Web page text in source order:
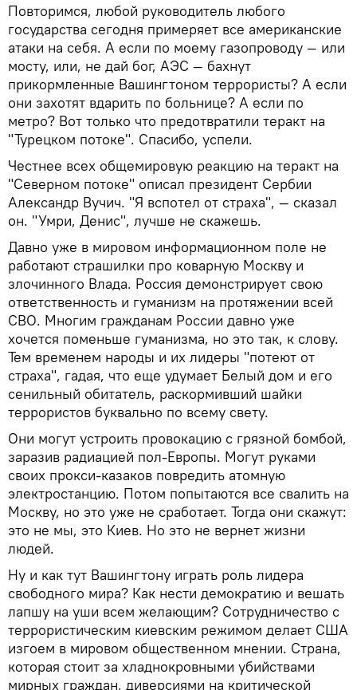
Повторимся, любой руководитель любого
государства сегодня примеряет все американские
атаки на себя. А если по моему газопроводу — или
мосту, или, не дай бог, АЭС — бахнут
прикормленные Вашингтоном террористы? А если
они захотят вдарить по больнице? А если по
метро? Вот только что предотвратили теракт на
"Турецком потоке". Спасибо, успели.
Честнее всех общемировую реакцию на теракт на
"Северном потоке" описал президент Сербии
Александр Вучич. "Я вспотел от страха", — сказал
он. "Умри, Денис", лучше не скажешь.
Давно уже в мировом информационном поле не
работают страшилки про коварную Москву и
злочинного Влада. Россия демонстрирует свою
ответственность и гуманизм на протяжении всей
СВО. Многим гражданам России давно уже
хочется поменьше гуманизма, но это так, к слову.
Тем временем народы и их лидеры "потеют от
страха", гадая, что еще удумает Белый дом и его
сенильный обитатель, раскормивший шайки
террористов буквально по всему свету.
Они могут устроить провокацию с грязной бомбой,
заразив радиацией пол-Европы. Могут руками
своих прокси-казаков повредить атомную
электростанцию. Потом попытаются все свалить на
Москву, но это уже не сработает. Тогда они скажут:
это не мы, это Киев. Но это не вернет жизни
людей.
Ну и как тут Вашингтону играть роль лидера
свободного мира? Как нести демократию и вешать
лапшу на уши всем желающим? Сотрудничество с
террористическим киевским режимом делает США
изгоем в мировом общественном мнении. Страна,
которая стоит за хладнокровными убийствами
мирных граждан, диверсиями на критической